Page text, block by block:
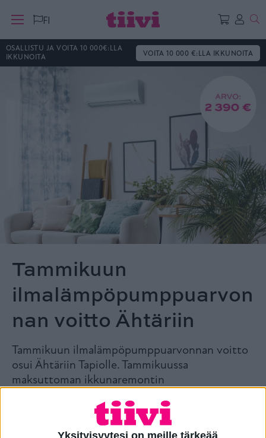
FI Hae
OSALLISTU JA VOITA 10 000€:LLA
IKKUNOITA
VOITA 10 000 €:LLA IKKUNOITA
Tammikuun
ilmalämpöpumppuarvon
nan voitto Ähtäriin
Tammikuun ilmalämpöpumppuarvonnan voitto
osui Ähtäriin Tapiolle. Tammikuussa
maksuttoman ikkunaremontin
Daikin Comfora 25 -ilmalämpöpumpun